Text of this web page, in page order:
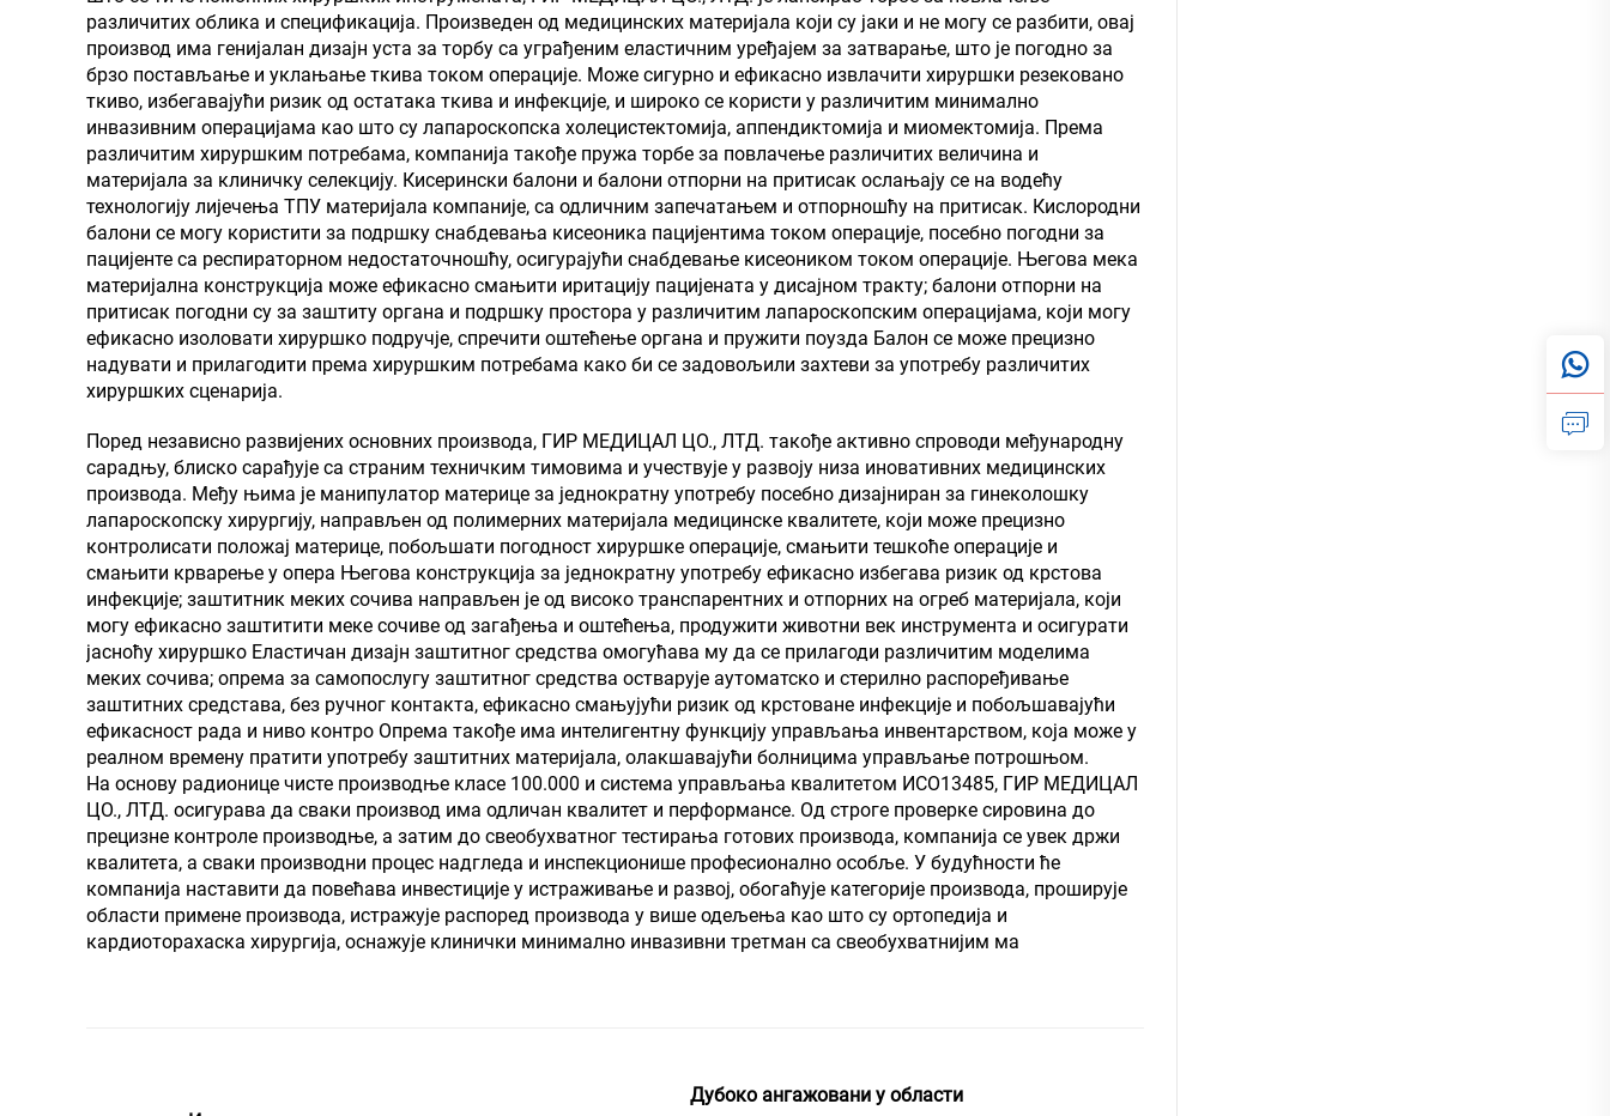
различитих облика и спецификација. Произведен од медицинских материјала који су јаки и не могу се разбити, овај
производ има генијалан дизајн уста за торбу са уграђеним еластичним уређајем за затварање, што је погодно за
брзо постављање и уклањање ткива током операције. Може сигурно и ефикасно извлачити хируршки резековано
ткиво, избегавајући ризик од остатака ткива и инфекције, и широко се користи у различитим минимално
инвазивним операцијама као што су лапароскопска холецистектомија, аппендиктомија и миомектомија. Према
различитим хируршким потребама, компанија такође пружа торбе за повлачење различитих величина и
материјала за клиничку селекцију. Кисерински балони и балони отпорни на притисак ослањају се на водећу
технологију лијечења ТПУ материјала компаније, са одличним запечатањем и отпорношћу на притисак. Кислородни
балони се могу користити за подршку снабдевања кисеоника пацијентима током операције, посебно погодни за
пацијенте са респираторном недостаточношћу, осигурајући снабдевање кисеоником током операције. Његова мека
материјална конструкција може ефикасно смањити иритацију пацијената у дисајном тракту; балони отпорни на
притисак погодни су за заштиту органа и подршку простора у различитим лапароскопским операцијама, који могу
ефикасно изоловати хируршко подручје, спречити оштећење органа и пружити поузда Балон се може прецизно
надувати и прилагодити према хируршким потребама како би се задовољили захтеви за употребу различитих
хируршких сценарија.
Поред независно развијених основних производа, ГИР МЕДИЦАЛ ЦО., ЛТД. такође активно спроводи међународну
сарадњу, блиско сарађује са страним техничким тимовима и учествује у развоју низа иновативних медицинских
производа. Међу њима је манипулатор материце за једнократну употребу посебно дизајниран за гинеколошку
лапароскопску хирургију, направљен од полимерних материјала медицинске квалитете, који може прецизно
контролисати положај материце, побољшати погодност хируршке операције, смањити тешкоће операције и
смањити крварење у опера Његова конструкција за једнократну употребу ефикасно избегава ризик од крстова
инфекције; заштитник меких сочива направљен је од високо транспарентних и отпорних на огреб материјала, који
могу ефикасно заштитити меке сочиве од загађења и оштећења, продужити животни век инструмента и осигурати
јасноћу хируршко Еластичан дизајн заштитног средства омогућава му да се прилагоди различитим моделима
меких сочива; опрема за самопослугу заштитног средства остварује аутоматско и стерилно распоређивање
заштитних средстава, без ручног контакта, ефикасно смањујући ризик од крстоване инфекције и побољшавајући
ефикасност рада и ниво контро Опрема такође има интелигентну функцију управљања инвентарством, која може у
реалном времену пратити употребу заштитних материјала, олакшавајући болницима управљање потрошњом.
На основу радионице чисте производње класе 100.000 и система управљања квалитетом ИСО13485, ГИР МЕДИЦАЛ
ЦО., ЛТД. осигурава да сваки производ има одличан квалитет и перформансе. Од строге проверке сировина до
прецизне контроле производње, а затим до свеобухватног тестирања готових производа, компанија се увек држи
квалитета, а сваки производни процес надгледа и инспекционише професионално особље. У будућности ће
компанија наставити да повећава инвестиције у истраживање и развој, обогаћује категорије производа, проширује
области примене производа, истражује распоред производа у више одељења као што су ортопедија и
кардиоторахаска хирургија, оснажује клинички минимално инвазивни третман са свеобухватнијим ма
Дубоко ангажовани у области